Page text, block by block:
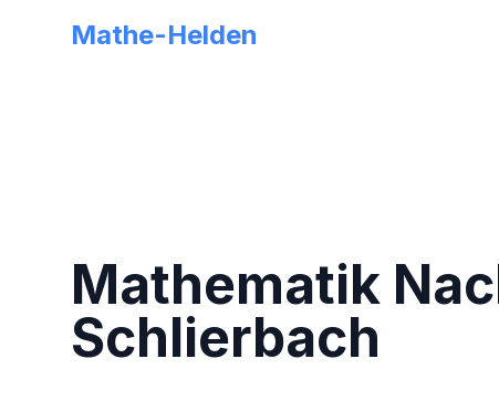
Mathe-Helden
Mathematik
Schlierbach